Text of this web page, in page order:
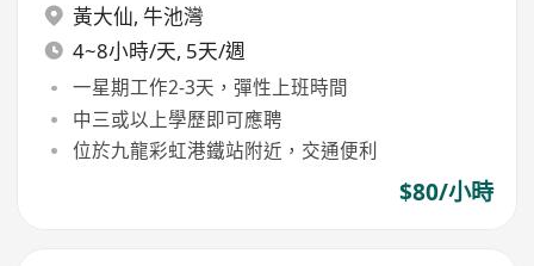
黃大仙, 牛池灣
4~8小時/天, 5天/週
一星期工作2-3天，彈性上班時間
中三或以上學歷即可應聘
位於九龍彩虹港鐵站附近，交通便利
$80/小時